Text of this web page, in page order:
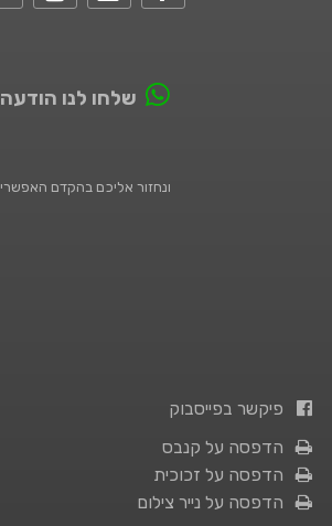
שלחו לנו הודעה
ונחזור אליכם בהקדם האפשרי
פיקשר בפייסבוק
הדפסה על קנבס
הדפסה על זכוכית
הדפסה על נייר צילום